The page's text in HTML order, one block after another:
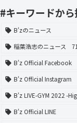
#キーワードか
B'zのニュース
稲葉浩志のニュース
B'z Official Facebook
B'z Official Instagram
B'z LIVE-GYM 2022 -
B'z Official LINE